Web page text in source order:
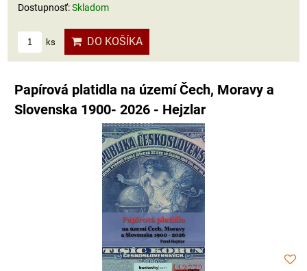
Dostupnosť:Skladom
ks DO KOŠÍKA
Papírová platidla na území Čech, Moravy a
Slovenska 1900- 2026 - Hejzlar